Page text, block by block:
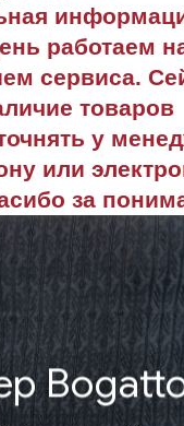
работаем
сервиса.
товаров
у
или
за